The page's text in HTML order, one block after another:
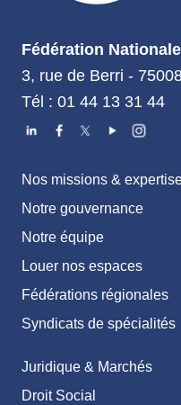
Fédération
3, rue de Berri -
Tél : 01 44 13 31 44
Nos missions &
Notre gouvernance
Notre équipe
Louer nos espaces
Fédérations régionales
Syndicats de spécialités
Juridique & Marchés
Droit Social